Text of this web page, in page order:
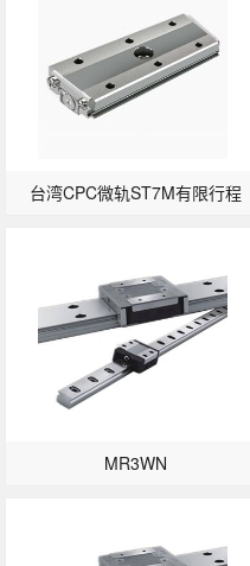
台湾CPC微轨ST7M有限行程
MR3WN